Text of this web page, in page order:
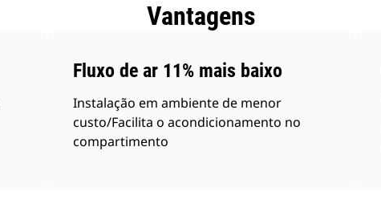
Vantagens
Fluxo de ar 11% mais baixo
Instalação em ambiente de menor
custo/Facilita o acondicionamento no
compartimento